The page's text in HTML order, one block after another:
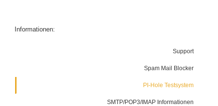
Informationen:
Support
Spam Mail Blocker
PI-Hole Testsystem
SMTP/POP3/IMAP Informationen